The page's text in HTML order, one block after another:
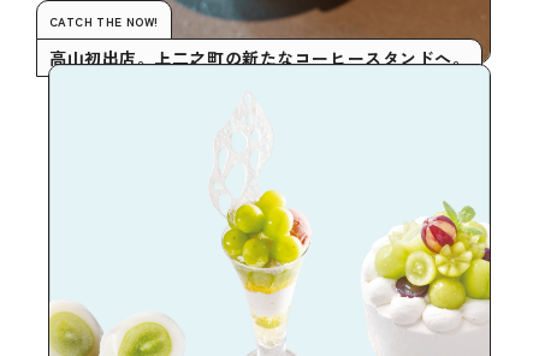
CATCH THE NOW!
高山初出店。上二之町の新たなコーヒースタンドへ。